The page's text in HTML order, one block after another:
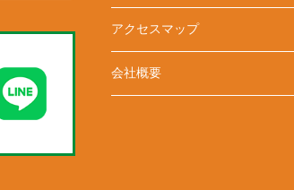
アクセスマップ
会社概要